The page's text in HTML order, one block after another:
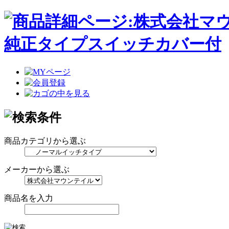
純正タイプスイッチカバー付
商品カテゴリから選ぶ
メーカーから選ぶ
商品名を入力